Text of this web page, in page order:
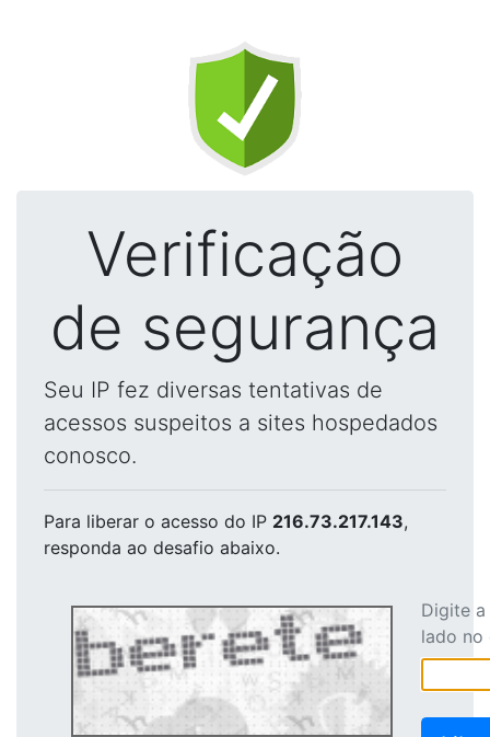
Verificação
de segurança
Seu IP fez diversas tentativas de
acessos suspeitos a sites hospedados
conosco.
Para liberar o acesso do IP 216.73.217.143,
responda ao desafio abaixo.
Digite
lado no